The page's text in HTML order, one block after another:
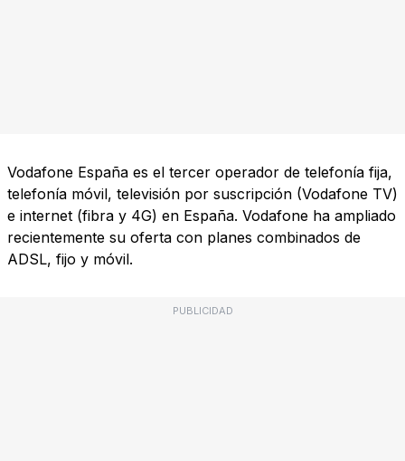
Vodafone España es el tercer operador de telefonía fija,
telefonía móvil, televisión por suscripción (Vodafone TV)
e internet (fibra y 4G) en España. Vodafone ha ampliado
recientemente su oferta con planes combinados de
ADSL, fijo y móvil.
PUBLICIDAD